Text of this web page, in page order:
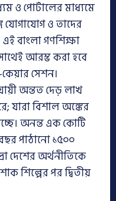
ও পোর্টালের মাধ্যমে
যোগাযোগ ও তাদের
এই বাংলা গণশিক্ষা
আরম্ভ করা হবে
সেশন।
অন্তত দেড় লাখ
যারা বিশাল অঙ্কের
অনন্ত এক কোটি
বছর পাঠানো ১৫০০
দেশের অর্থনীতিকে
শিল্পের পর দ্বিতীয়